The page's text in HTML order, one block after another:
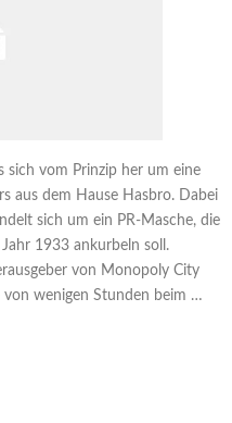
sich vom Prinzip her um eine
aus dem Hause Hasbro. Dabei
sich um ein PR-Masche, die
1933 ankurbeln soll.
von Monopoly City
von wenigen Stunden beim …